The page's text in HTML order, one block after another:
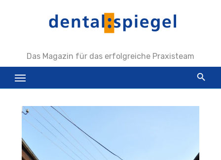
Das Magazin für das erfolgreiche Praxisteam